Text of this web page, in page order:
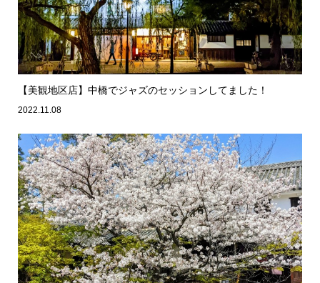
【美観地区店】中橋でジャズのセッションしてました！
2022.11.08